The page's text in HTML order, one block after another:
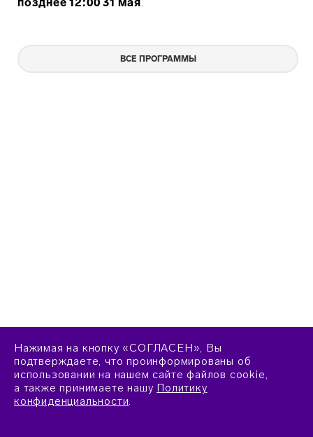
ВСЕ ПРОГРАММЫ
Нажимая на кнопку «СОГЛАСЕН», Вы
подтверждаете, что проинформированы об
использовании на нашем сайте файлов cookie,
а также принимаете нашу Политику
конфиденциальности.